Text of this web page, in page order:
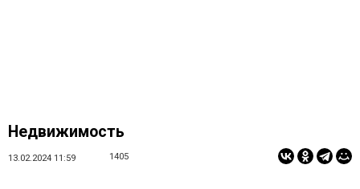
Недвижимость
13.02.2024 11:59 1405